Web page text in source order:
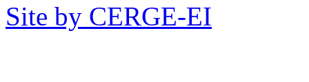
Site by CERGE-EI